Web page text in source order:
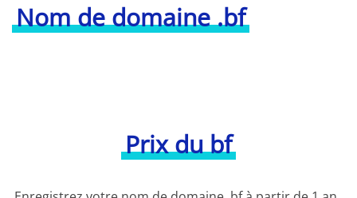
Nom de domaine .bf
Prix du bf